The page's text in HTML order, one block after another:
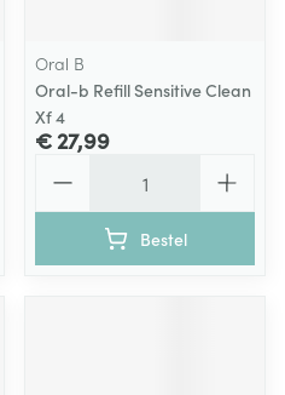
Oral B
Oral-b Refill Sensitive Clean
Xf 4
€ 27,99
Bestel